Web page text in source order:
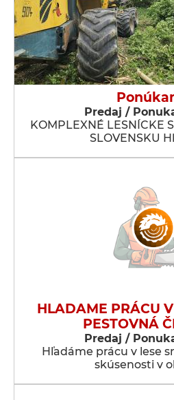
Predaj /
KOMPLEXNÉ LESNÍCKE
SLOVENSKU
HLADAME PRÁCU
PESTOVNÁ
Predaj /
Hľadáme prácu v lese
skúsenosti v